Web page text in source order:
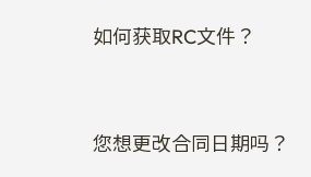
如何获取RC文件？
您想更改合同日期吗？